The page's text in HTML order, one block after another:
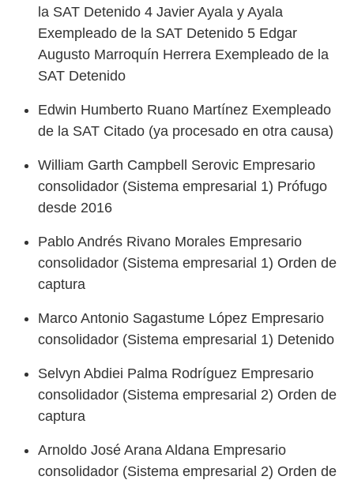
la SAT Detenido 4 Javier Ayala y Ayala
Exempleado de la SAT Detenido 5 Edgar
Augusto Marroquín Herrera Exempleado de la
SAT Detenido
Edwin Humberto Ruano Martínez Exempleado
de la SAT Citado (ya procesado en otra causa)
William Garth Campbell Serovic Empresario
consolidador (Sistema empresarial 1) Prófugo
desde 2016
Pablo Andrés Rivano Morales Empresario
consolidador (Sistema empresarial 1) Orden de
captura
Marco Antonio Sagastume López Empresario
consolidador (Sistema empresarial 1) Detenido
Selvyn Abdiei Palma Rodríguez Empresario
consolidador (Sistema empresarial 2) Orden de
captura
Arnoldo José Arana Aldana Empresario
consolidador (Sistema empresarial 2) Orden de